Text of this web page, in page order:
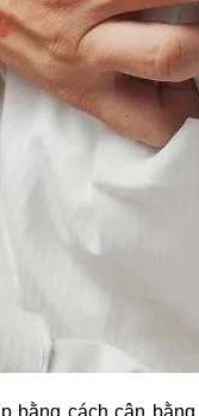
bằng cách cân